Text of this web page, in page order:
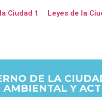
Ciudad 1 Leyes de la
DE LA
Y